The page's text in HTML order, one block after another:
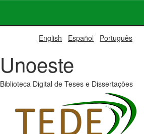
English Español Português
Unoeste
Biblioteca Digital de Teses e Dissertações